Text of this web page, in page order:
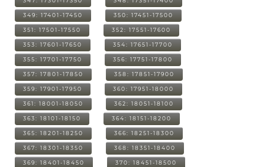
349: 17401-17450 350: 17451-17500
351: 17501-17550 352: 17551-17600
353: 17601-17650 354: 17651-17700
355: 17701-17750 356: 17751-17800
357: 17801-17850 358: 17851-17900
359: 17901-17950 360: 17951-18000
361: 18001-18050 362: 18051-18100
363: 18101-18150 364: 18151-18200
365: 18201-18250 366: 18251-18300
367: 18301-18350 368: 18351-18400
369: 18401-18450 370: 18451-18500